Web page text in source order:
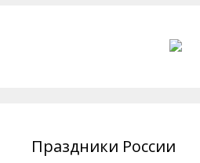
Праздники России